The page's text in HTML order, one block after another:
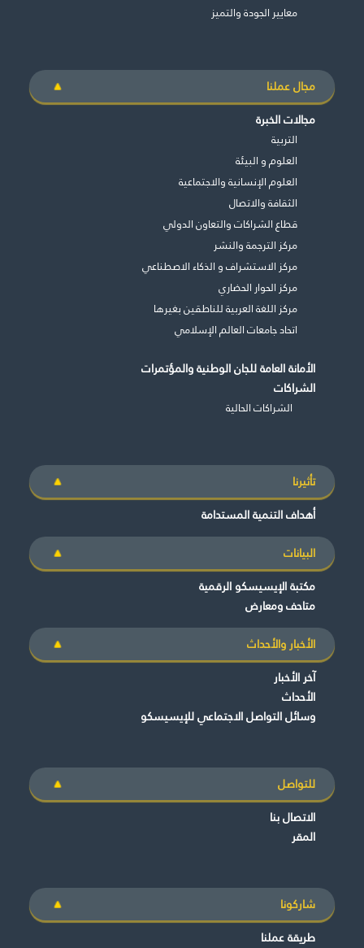
غير راض للغاية
معايير الجودة والتميز
مجال عملنا
مجالات الخبرة
التربية
العلوم و البيئة
العلوم الإنسانية والاجتماعية
الثقافة والاتصال
قطاع الشراكات والتعاون الدولي
مركز الترجمة والنشر
مركز الاستشراف و الذكاء الاصطناعي
مركز الحوار الحضاري
مركز اللغة العربية للناطقين بغيرها
اتحاد جامعات العالم الإسلامي
الأمانة العامة للجان الوطنية والمؤتمرات
الشراكات
الشراكات الحالية
تأثيرنا
أهداف التنمية المستدامة
البيانات
مكتبة الإيسيسكو الرقمية
متاحف ومعارض
الأخبار والأحداث
آخر الأخبار
الأحداث
وسائل التواصل الاجتماعي للإيسيسكو
للتواصل
الاتصال بنا
المقر
شاركونا
طريقة عملنا